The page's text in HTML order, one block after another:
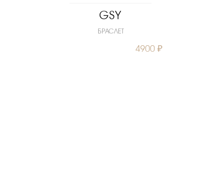
GSY
БРАСЛЕТ
4900 ₽